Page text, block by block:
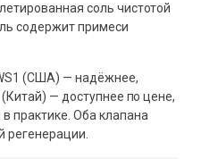
соль чистотой
содержит примеси
(США) — надёжнее,
— доступнее по цене,
практике. Оба клапана
регенерации.